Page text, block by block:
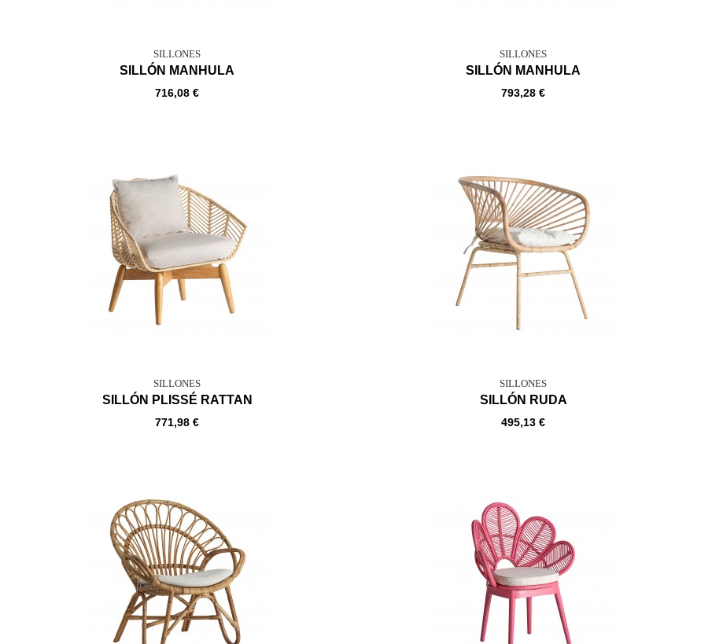
SILLONES
SILLÓN MANHULA
716,08 €
SILLONES
SILLÓN MANHULA
793,28 €
SILLONES
SILLÓN PLISSÉ RATTAN
771,98 €
SILLONES
SILLÓN RUDA
495,13 €